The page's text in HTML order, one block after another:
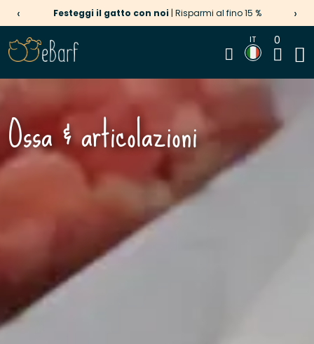
Festeggi il gatto con noi | Risparmi al fino 15 %
‹ ›
IT 0
Ossa & articolazioni